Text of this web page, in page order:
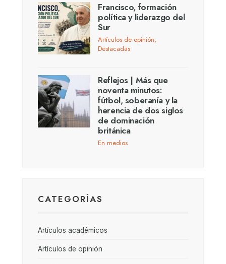
Francisco, formación
política y liderazgo del
Sur
Artículos de opinión,
Destacadas
Reflejos | Más que
noventa minutos:
fútbol, soberanía y la
herencia de dos siglos
de dominación
británica
En medios
CATEGORÍAS
Artículos académicos
Artículos de opinión